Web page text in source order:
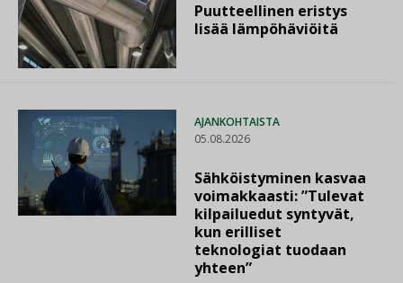
Puutteellinen eristys
lisää lämpöhäviöitä
AJANKOHTAISTA
05.08.2026
Sähköistyminen kasvaa
voimakkaasti: ”Tulevat
kilpailuedut syntyvät,
kun erilliset
teknologiat tuodaan
yhteen”